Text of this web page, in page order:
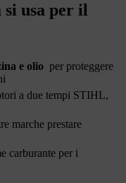
usa per il
e olio per proteggere
a due tempi STIHL,
marche prestare
carburante per i